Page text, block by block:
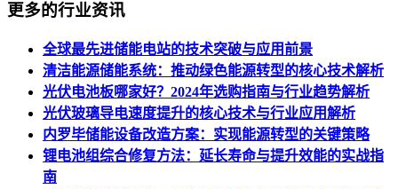
更多的行业资讯
全球最先进储能电站的技术突破与应用前景
清洁能源储能系统：推动绿色能源转型的核心技术解析
光伏电池板哪家好？2024年选购指南与行业趋势解析
光伏玻璃导电速度提升的核心技术与行业应用解析
内罗毕储能设备改造方案：实现能源转型的关键策略
锂电池组综合修复方法：延长寿命与提升效能的实战指
南